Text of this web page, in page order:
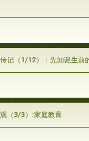
记（1/12）：先知诞生前
（3/3）:家庭教育